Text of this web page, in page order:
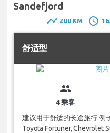
Sandefjord
timeline 200 KM schedule
舒适型
group
4 乘客
建议用于舒适的长途旅行 例
Toyota Fortuner, Chevrolet